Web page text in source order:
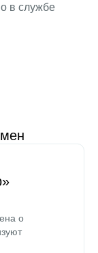
в службе
о